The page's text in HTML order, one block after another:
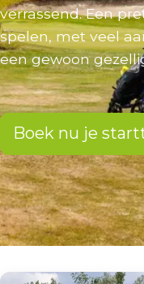
verrassend. Een
spelen, met veel
een gewoon
Boek nu je